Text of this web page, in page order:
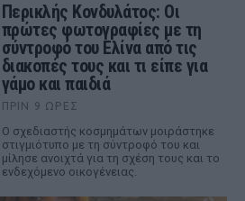
Περικλής Κονδυλάτος: Οι
πρώτες φωτογραφίες με τη
σύντροφό του Ελίνα από τις
διακοπές τους και τι είπε για
γάμο και παιδιά
ΠΡΙΝ 9 ΏΡΕΣ
Ο σχεδιαστής κοσμημάτων μοιράστηκε
στιγμιότυπο με τη σύντροφό του και
μίλησε ανοιχτά για τη σχέση τους και το
ενδεχόμενο οικογένειας.